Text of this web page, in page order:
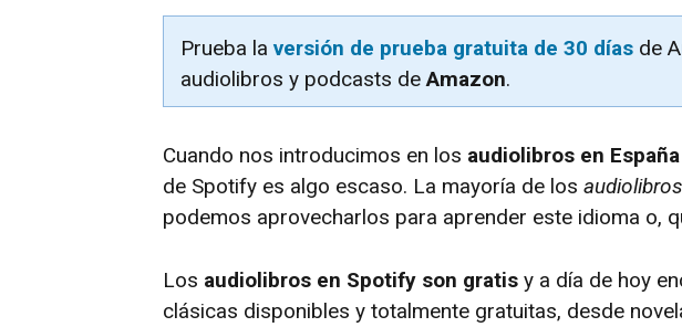
Prueba la versión de prueba gratuita de 30 días de
audiolibros y podcasts deAmazon.
Cuando nos introducimos en los audiolibros en España
de Spotify es algo escaso. La mayoría de los
podemos aprovecharlos para aprender este idioma o,
Los audiolibros en Spotify son gratis y a día de hoy
clásicas disponibles y totalmente gratuitas, desde